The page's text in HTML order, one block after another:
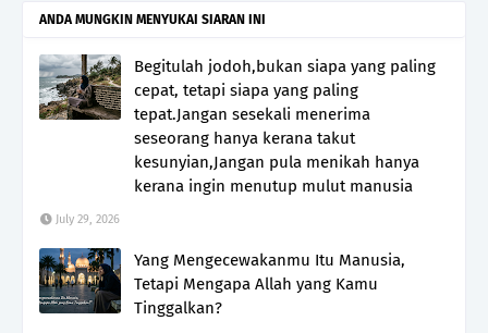
ANDA MUNGKIN MENYUKAI SIARAN INI
Begitulah jodoh,bukan siapa yang paling
cepat, tetapi siapa yang paling
tepat.Jangan sesekali menerima
seseorang hanya kerana takut
kesunyian,Jangan pula menikah hanya
kerana ingin menutup mulut manusia
July 29, 2026
Yang Mengecewakanmu Itu Manusia,
Tetapi Mengapa Allah yang Kamu
Tinggalkan?